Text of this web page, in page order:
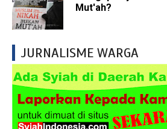
Mut'ah?
JURNALISME WARGA